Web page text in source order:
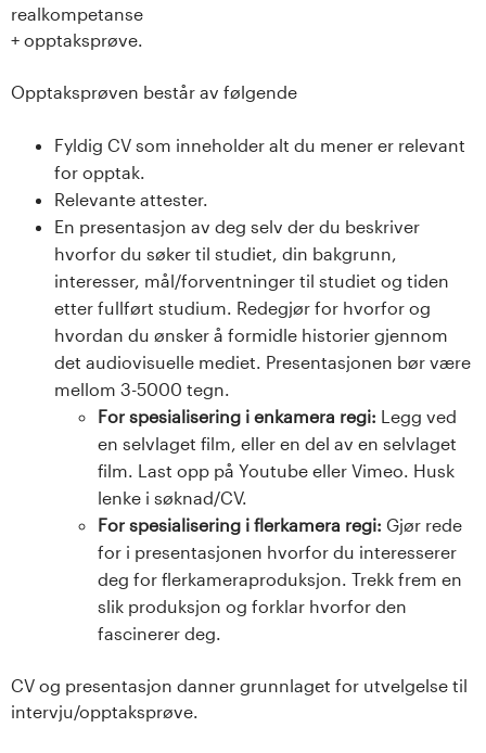
realkompetanse
+ opptaksprøve.
Opptaksprøven består av følgende
Fyldig CV som inneholder alt du mener er relevant
for opptak.
Relevante attester.
En presentasjon av deg selv der du beskriver
hvorfor du søker til studiet, din bakgrunn,
interesser, mål/forventninger til studiet og tiden
etter fullført studium. Redegjør for hvorfor og
hvordan du ønsker å formidle historier gjennom
det audiovisuelle mediet. Presentasjonen bør være
mellom 3-5000 tegn.
For spesialisering i enkamera regi: Legg ved
en selvlaget film, eller en del av en selvlaget
film. Last opp på Youtube eller Vimeo. Husk
lenke i søknad/CV.
For spesialisering i flerkamera regi: Gjør rede
for i presentasjonen hvorfor du interesserer
deg for flerkameraproduksjon. Trekk frem en
slik produksjon og forklar hvorfor den
fascinerer deg.
CV og presentasjon danner grunnlaget for utvelgelse til
intervju/opptaksprøve.